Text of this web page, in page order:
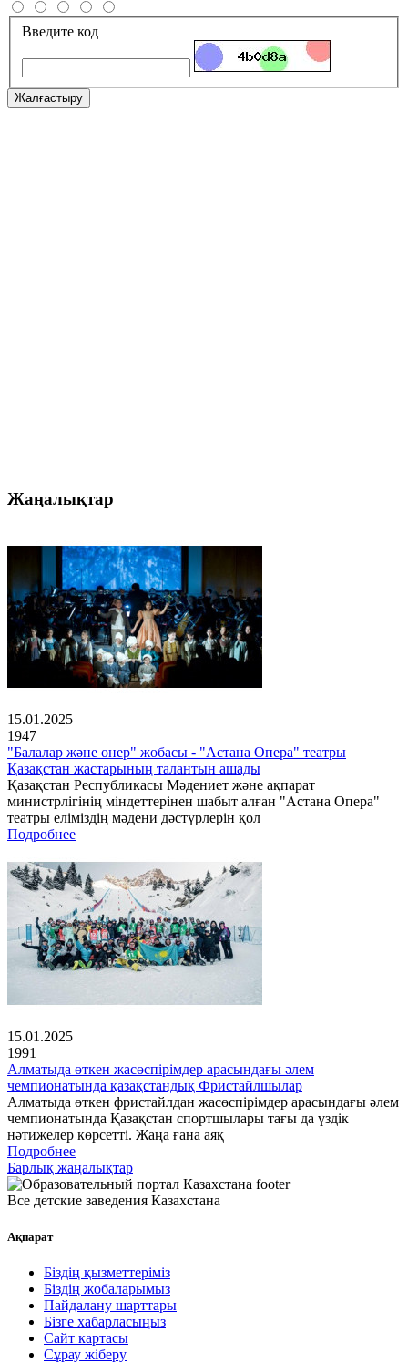
Введите код
Жалғастыру
Жаңалықтар
15.01.2025
1947
"Балалар және өнер" жобасы - "Астана Опера" театры
Қазақстан жастарының талантын ашады
Қазақстан Республикасы Мәдениет және ақпарат
министрлігінің міндеттерінен шабыт алған "Астана Опера"
театры еліміздің мәдени дәстүрлерін қол
Подробнее
15.01.2025
1991
Алматыда өткен жасөспірімдер арасындағы әлем
чемпионатында қазақстандық Фристайлшылар
Алматыда өткен фристайлдан жасөспірімдер арасындағы әлем
чемпионатында Қазақстан спортшылары тағы да үздік
нәтижелер көрсетті. Жаңа ғана аяқ
Подробнее
Барлық жаңалықтар
Все детские заведения Казахстана
Ақпарат
Біздің қызметтеріміз
Біздің жобаларымыз
Пайдалану шарттары
Бізге хабарласыңыз
Сайт картасы
Сұрау жіберу